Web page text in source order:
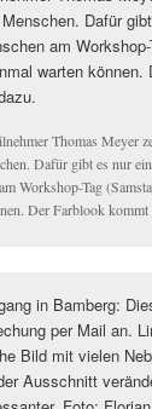
Thomas Meyer
Dafür gibt es nur
Workshop-Tag
Der Farblook kommt